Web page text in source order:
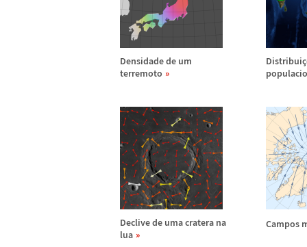
Densidade de um
terremoto
Distribuiç
Declive de uma cratera na
lua
Campos